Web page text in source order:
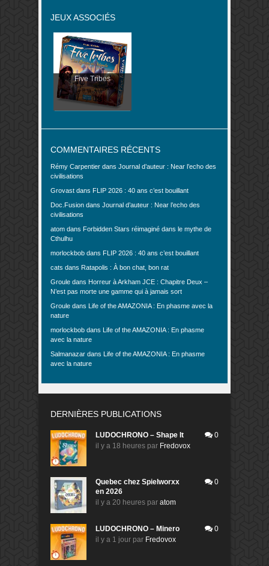
JEUX ASSOCIÉS
Five Tribes
COMMENTAIRES RÉCENTS
Rémy Carpentier dans Journal d’auteur : Near l’echo des
civilisations
Grovast dans FLIP 2026 : 40 ans c’est bouillant
Doc.Fusion dans Journal d’auteur : Near l’echo des
civilisations
atom dans Forbidden Stars réimaginé dans le mythe de
Cthulhu
morlockbob dans FLIP 2026 : 40 ans c’est bouillant
cats dans Ratapolis : À bon chat, bon rat
Groule dans Horreur à Arkham JCE : Chapitre Deux –
N’est pas morte une gamme qui à jamais sort
Groule dans
Life of the AMAZONIA : En phasme avec la
nature
morlockbob dans
Life of the AMAZONIA : En phasme
avec la nature
Salmanazar dans
Life of the AMAZONIA : En phasme
avec la nature
DERNIÈRES PUBLICATIONS
LUDOCHRONO – Shape It
il y a 18 heures par Fredovox
0
Quebec chez Spielworxx
en 2026
il y a 20 heures par atom
0
LUDOCHRONO – Minero
il y a 1 jour par Fredovox
0